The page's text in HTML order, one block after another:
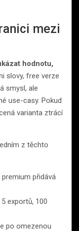
mezi
hodnotu,
slovy, free verze
smysl, ale
use-casy. Pokud
varianta ztrácí
z těchto
přidává
exportů, 100
po omezenou